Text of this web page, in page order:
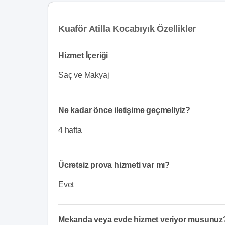
Kuaför Atilla Kocabıyık Özellikler
Hizmet İçeriği
Saç ve Makyaj
Ne kadar önce iletişime geçmeliyiz?
4 hafta
Ücretsiz prova hizmeti var mı?
Evet
Mekanda veya evde hizmet veriyor